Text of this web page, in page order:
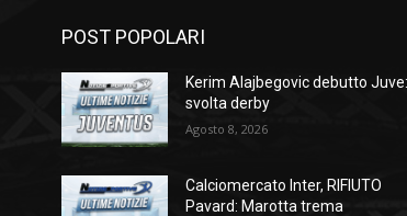
POST POPOLARI
Kerim Alajbegovic debutto Juve:
svolta derby
Agosto 8, 2026
Calciomercato Inter, RIFIUTO
Pavard: Marotta trema